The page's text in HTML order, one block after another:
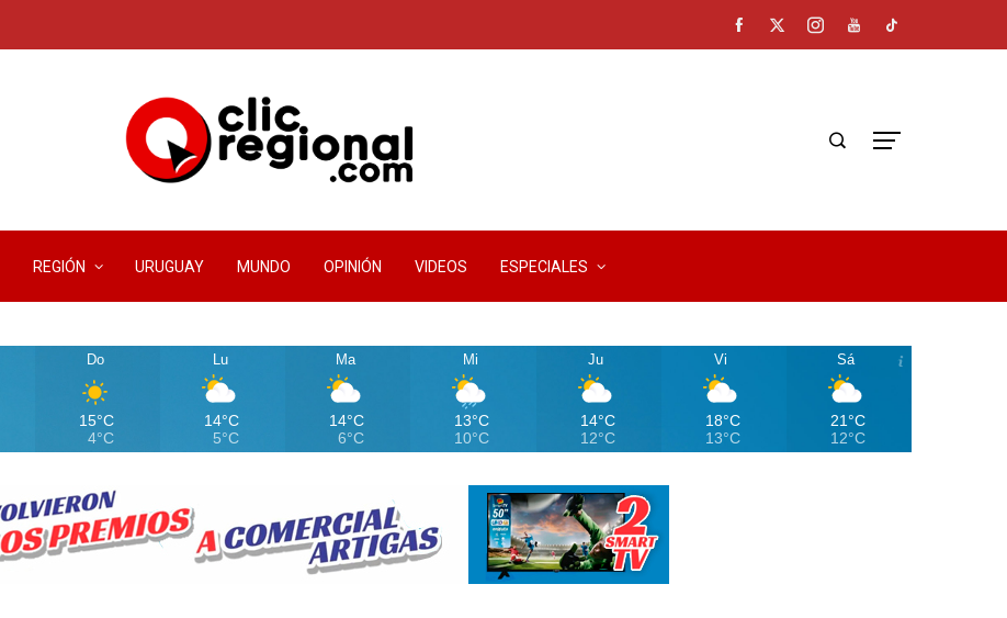
REGIÓN URUGUAY MUNDO OPINIÓN VIDEOS ESPECIALES
Do
15°C
4°C
Lu
14°C
5°C
Ma
14°C
6°C
Mi
13°C
10°C
Ju
14°C
12°C
Vi
18°C
13°C
Sá
21°C
12°C